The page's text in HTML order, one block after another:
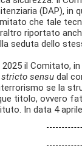
(DAP),
che tale
riportato
seduta dello
il Comitato,
stricto sensu dal
se la
titolo, ovvero
In data 4